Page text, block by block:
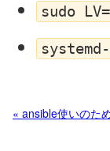
sudo
« ansible使いのた